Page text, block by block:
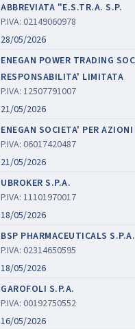
ABBREVIATA "E.S.TR.A. S.P.
P.IVA: 02149060978
28/05/2026
ENEGAN POWER TRADING
RESPONSABILITA' LIMITATA
P.IVA: 12507791007
21/05/2026
ENEGAN SOCIETA' PER AZIONI
P.IVA: 06017420487
21/05/2026
UBROKER S.P.A.
P.IVA: 11101970017
18/05/2026
BSP PHARMACEUTICALS S.P.A.
P.IVA: 02314650595
18/05/2026
GAROFOLI S.P.A.
P.IVA: 00192750552
16/05/2026